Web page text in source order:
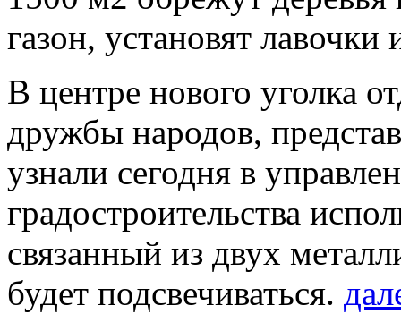
газон, установят
В центре нового уголка
дружбы народов,
узнали сегодня в
градостроительства
связанный из двух
будет подсвечиваться.